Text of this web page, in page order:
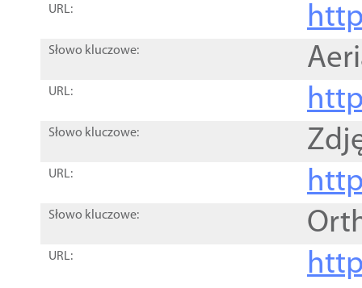
URL:
Słowo kluczowe:
URL:
Słowo kluczowe:
URL:
Słowo kluczowe:
URL: